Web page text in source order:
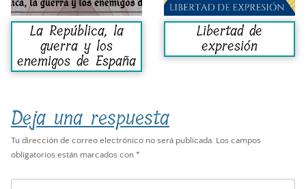
La República, la
guerra y los
enemigos de España
Libertad de
expresión
Deja una respuesta
Tu dirección de correo electrónico no será publicada. Los campos
obligatorios están marcados con *